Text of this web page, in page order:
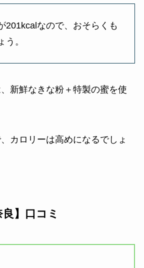
201kcalなので、おそらくも
う。
新鮮なきな粉＋特製の蜜を使
カロリーは高めになるでしょ
良】口コミ